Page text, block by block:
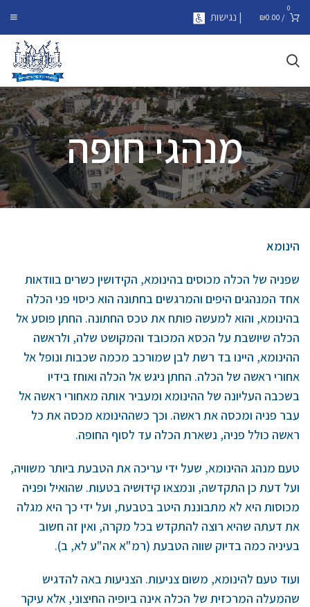
0
/
₪0.00 | נגישות
מנהגי חופה
הינומא
שפניה של הכלה מכוסים בהינומא, הקידושין כשרים בוודאות
אחד המנהגים היפים והמרגשים בחתונה הוא כיסוי פני הכלה
בהינומא, והוא למעשה פותח את טכס החתונה. החתן פוסע אל
הכלה שיושבת על הכסא המכובד והמקושט שלה, ולראשה
ההינומא, היינו בד רשת לבן שמורכב מכמה שכבות ונופל אל
אחורי ראשה של הכלה. החתן ניגש אל הכלה ואוחז בידיו
בשכבה העליונה של ההינומא ומעביר אותה מאחורי ראשה אל
עבר פניה ומכסה את ראשה. וכך כשההינומא מכסה את כל
ראשה כולל פניה, נשארת הכלה עד לסוף החופה.
טעם מנהג ההינומא, שעל ידי עריכה את הטבעת ביותר משוויה,
ועל דעת כן התקדשה, ונמצאו קידושיה בטעות. שהואיל ופניה
מכוסות היא לא מתבוננת היטב בטבעת, ועל ידי כך היא מגלה
את דעתה שהיא רוצה להתקדש בכל מקרה, ואין זה חשוב
בעיניה כמה בדיוק שווה הטבעת (רמ"א אה"ע לא, ב).
ועוד טעם להינומא, משום צניעות. הצניעות באה להדגיש
שהמעלה המרכזית של הכלה אינה ביופיה החיצוני, אלא עיקר